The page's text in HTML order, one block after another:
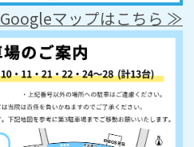
Googleマップはこちら ≫